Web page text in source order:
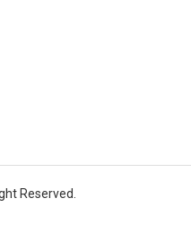
Reserved.